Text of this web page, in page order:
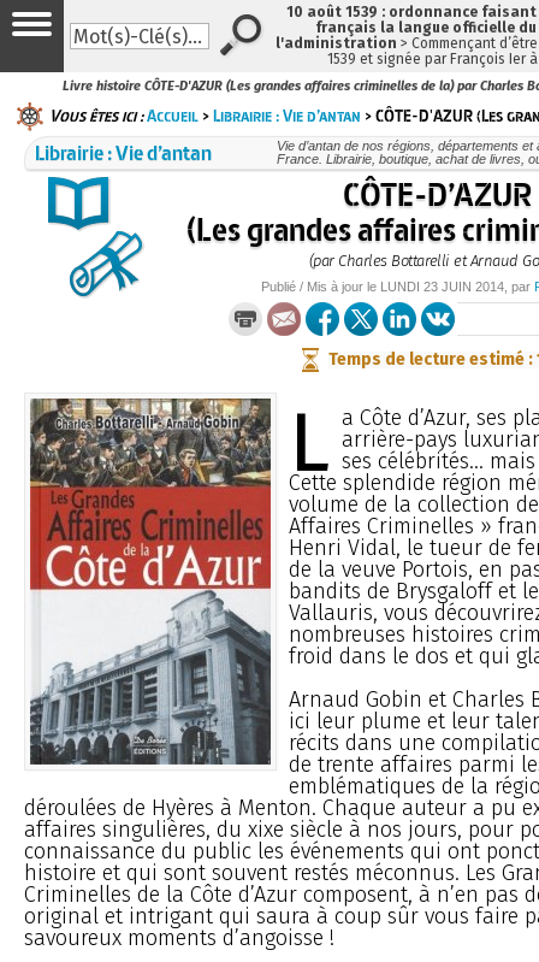
Livre histoire CÔTE-D'AZUR (Les grandes affaires criminelles de la) par Charles
Vous êtes ici :Accueil >Librairie : Vie d’antan > CÔTE-D'AZUR (Les
Librairie : Vie d’antan
Vie d’antan de nos régions, départements
France. Librairie, boutique, achat de livres,
CÔTE-D’AZUR
(Les grandes affaires
(par Charles Bottarelli et Arnaud
Publié / Mis à jour le LUNDI 23 JUIN 2014 , par
Temps de lecture estimé :
L a Côte d’Azur, ses
arrière-pays
ses célébrités…
Cette splendide région
volume de la collection
Affaires Criminelles »
Henri Vidal, le tueur de
de la veuve Portois, en
bandits de Brysgaloff et
Vallauris, vous
nombreuses histoires
froid dans le dos et qui
Arnaud Gobin et Charles
ici leur plume et leur
récits dans une
de trente affaires parmi
emblématiques de la
déroulées de Hyères à Menton. Chaque auteur a pu
affaires singulières, du xixe siècle à nos jours, pour
connaissance du public les événements qui ont
histoire et qui sont souvent restés méconnus. Les
Criminelles de la Côte d’Azur composent, à n’en pas
original et intrigant qui saura à coup sûr vous faire
savoureux moments d’angoisse !
10 août 1539 : ordonnance
français la langue officielle
l'administration > Commençant
1539 et signée par François Ier